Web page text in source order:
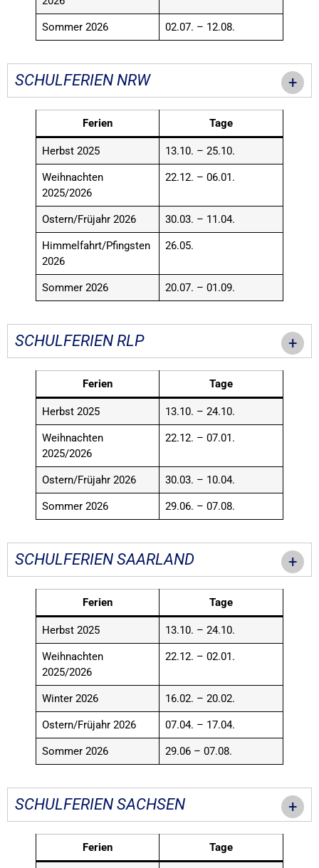
Sommer 2026 02.07. – 12.08.
SCHULFERIEN NRW
Ferien Tage
Herbst 2025 13.10. – 25.10.
Weihnachten
2025/2026
22.12. – 06.01.
Ostern/Früjahr 2026 30.03. – 11.04.
Himmelfahrt/Pfingsten
2026
26.05.
Sommer 2026 20.07. – 01.09.
SCHULFERIEN RLP
Ferien Tage
Herbst 2025 13.10. – 24.10.
Weihnachten
2025/2026
22.12. – 07.01.
Ostern/Früjahr 2026 30.03. – 10.04.
Sommer 2026 29.06. – 07.08.
SCHULFERIEN SAARLAND
Ferien Tage
Herbst 2025 13.10. – 24.10.
Weihnachten
2025/2026
22.12. – 02.01.
Winter 2026 16.02. – 20.02.
Ostern/Früjahr 2026 07.04. – 17.04.
Sommer 2026 29.06 – 07.08.
SCHULFERIEN SACHSEN
Ferien Tage